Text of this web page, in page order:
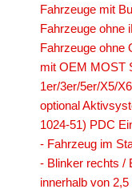
Fahrzeuge mit
Fahrzeuge ohne
Fahrzeuge ohne
mit OEM MOST
1er/3er/5er/X5/
optional
1024-51) PDC
- Fahrzeug im
- Blinker rechts /
innerhalb von